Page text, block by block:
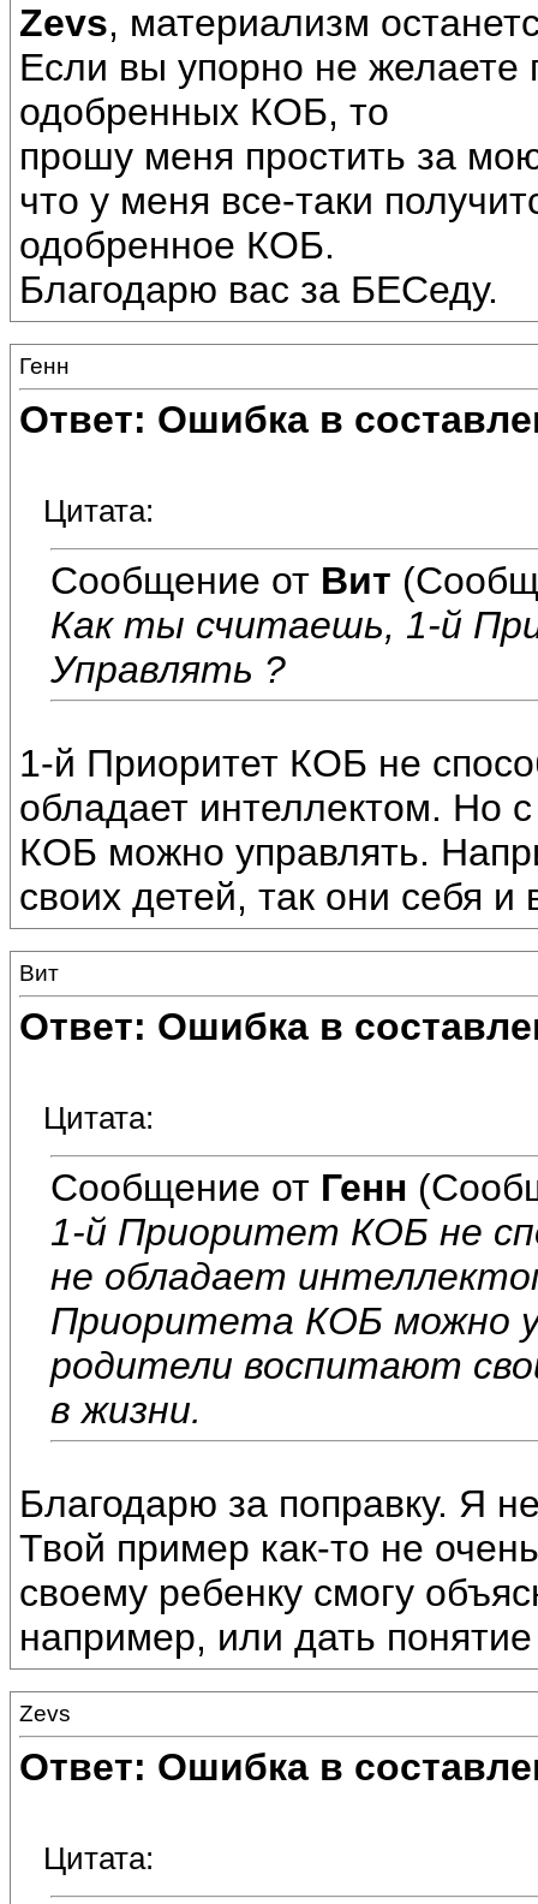
Zevs, материализм
Если вы упорно не
одобренных КОБ, то
прошу меня простить за
что у меня все-таки
одобренное КОБ.
Благодарю вас за БЕСеду.
Генн
Ответ: Ошибка в
Цитата:
Сообщение от Вит
Как ты считаешь, 1-й
Управлять ?
1-й Приоритет КОБ не
обладает интеллектом. Но
КОБ можно управлять.
своих детей, так они себя и
Вит
Ответ: Ошибка в
Цитата:
Сообщение от Генн
1-й Приоритет КОБ не
не обладает
Приоритета КОБ можно
родители воспитают
в жизни.
Благодарю за поправку. Я
Твой пример как-то не
своему ребенку смогу
например, или дать
Zevs
Ответ: Ошибка в
Цитата: